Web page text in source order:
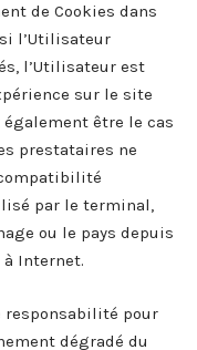
de Cookies dans
l’Utilisateur
l’Utilisateur est
sur le site
être le cas
prestataires ne
par le terminal,
ou le pays depuis
Internet.
responsabilité pour
dégradé du